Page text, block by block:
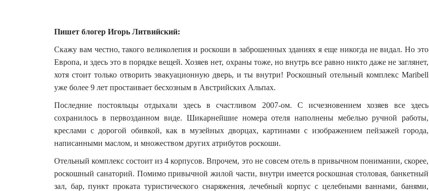
Пишет блогер Игорь Литвийский:
Скажу вам честно, такого великолепия и роскоши в заброшенных зданиях я еще никогда не видал. Но это
Европа, и здесь это в порядке вещей. Хозяев нет, охраны тоже, но внутрь все равно никто даже не заглянет,
хотя стоит только отворить эвакуационную дверь, и ты внутри! Роскошный отельный комплекс Maribell
уже более 9 лет простаивает бесхозным в Австрийских Альпах.
Последние постояльцы отдыхали здесь в счастливом 2007-ом. С исчезновением хозяев все здесь
сохранилось в первозданном виде. Шикарнейшие номера отеля наполнены мебелью ручной работы,
креслами с дорогой обивкой, как в музейных дворцах, картинами с изображением пейзажей города,
написанными маслом, и множеством других атрибутов роскоши.
Отельный комплекс состоит из 4 корпусов. Впрочем, это не совсем отель в привычном понимании, скорее,
роскошный санаторий. Помимо привычной жилой части, внутри имеется роскошная столовая, банкетный
зал, бар, пункт проката туристического снаряжения, лечебный корпус с целебными ваннами, банями,